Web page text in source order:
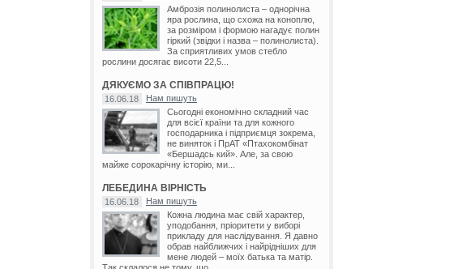
Амброзія полинолиста – однорічна
яра рослина, що схожа на коноплю,
за розміром і формою нагадує полин
гіркий (звідки і назва – полинолиста).
За сприятливих умов стебло
рослини досягає висоти 22,5...
ДЯКУЄМО ЗА СПІВПРАЦЮ!
16.06.18
Нам пишуть
Сьогодні економічно складний час
для всієї країни та для кожного
господарника і підприємця зокрема,
не виняток і ПрАТ «Птахокомбінат
«Бершадсь кий». Але, за свою
майже сорокарічну історію, ми...
ЛЕБЕДИНА ВІРНІСТЬ
16.06.18
Нам пишуть
Кожна людина має свій характер,
уподобання, пріоритети у виборі
прикладу для наслідування. Я давно
обрав найближчих і найрідніших для
мене людей – моїх батька та матір.